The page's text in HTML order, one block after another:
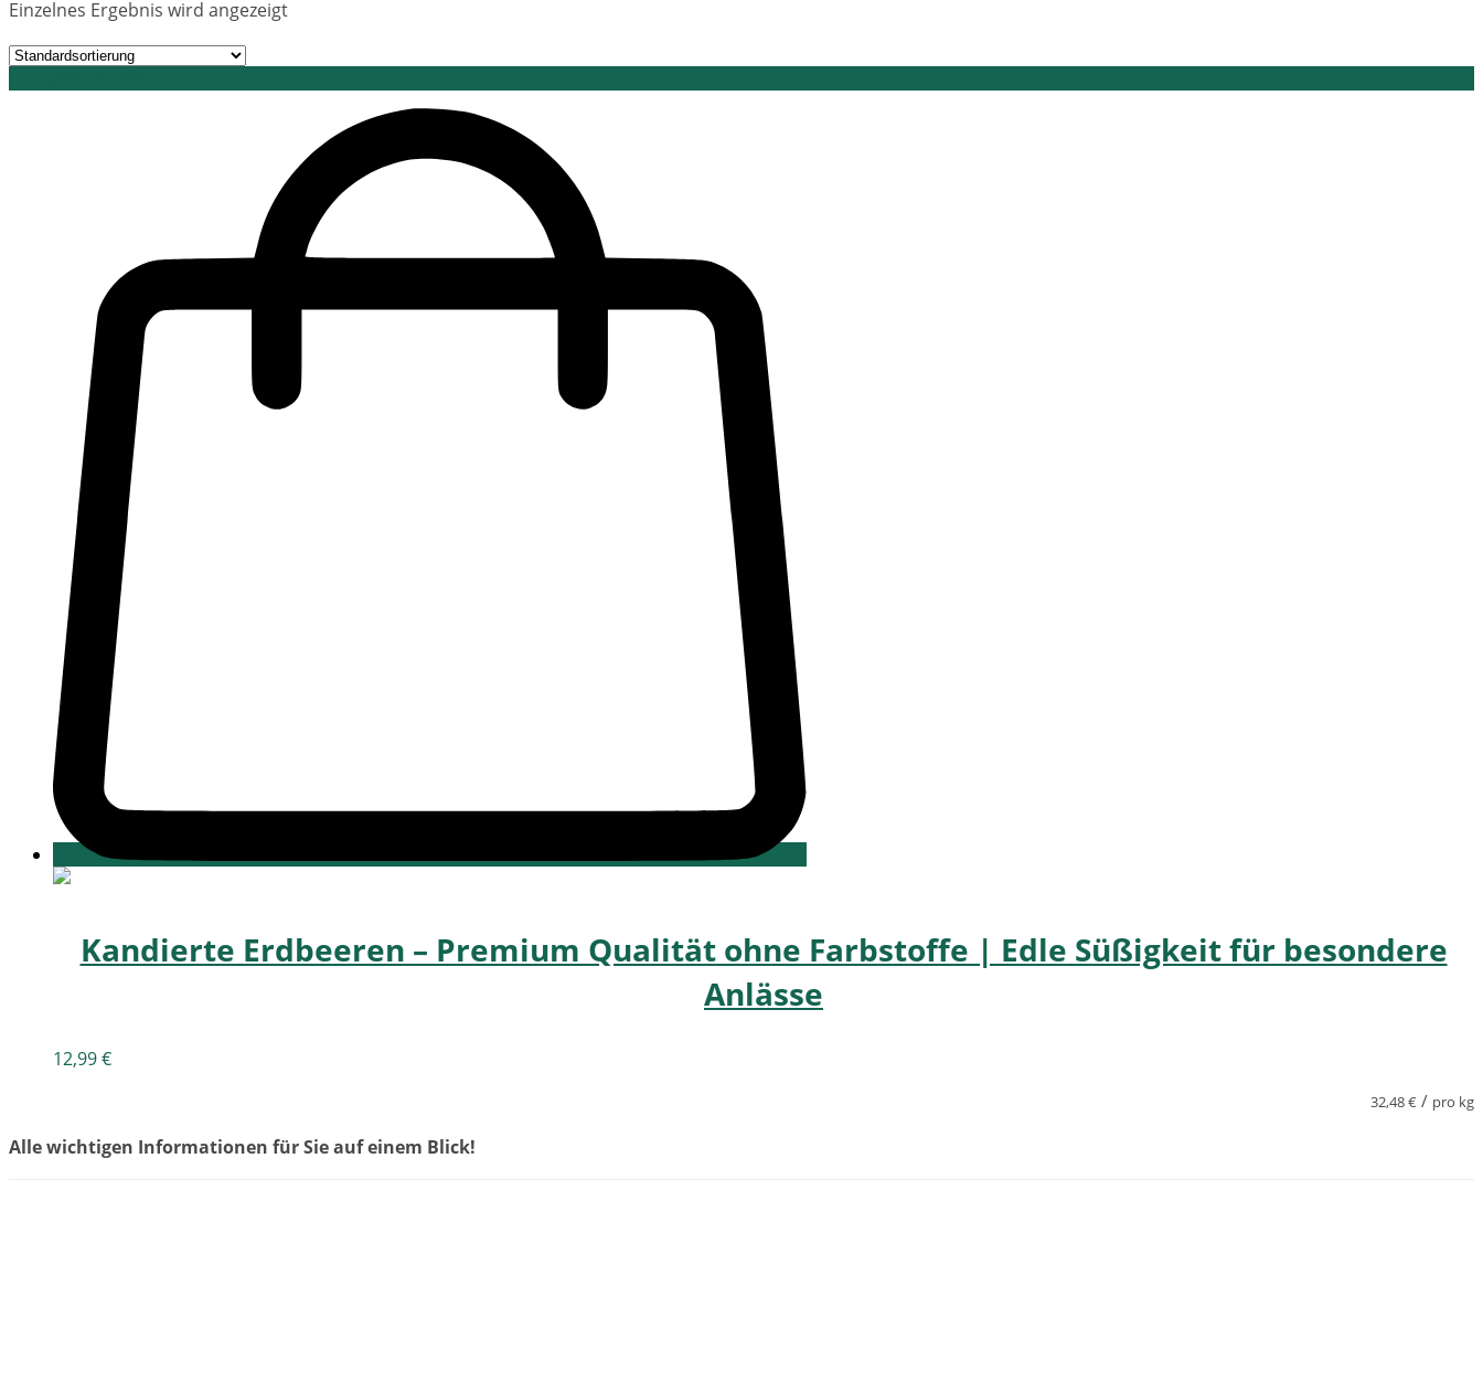
Einzelnes Ergebnis wird angezeigt
Kandierte Erdbeeren – Premium Qualität ohne Farbstoffe | Edle Süßigkeit für besondere
Anlässe
12,99€
32,48€ / pro kg
Alle wichtigen Informationen für Sie auf einem Blick!